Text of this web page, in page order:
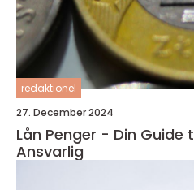
redaktionel
27. December 2024
Lån Penger - Din Guide
Ansvarlig